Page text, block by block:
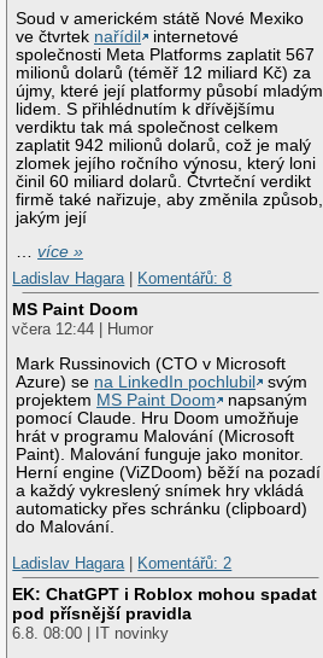
Soud v americkém státě Nové Mexiko
ve čtvrtek nařídil
internetové
společnosti Meta Platforms zaplatit 567
milionů dolarů (téměř 12 miliard Kč) za
újmy, které její platformy působí mladým
lidem. S přihlédnutím k dřívějšímu
verdiktu tak má společnost celkem
zaplatit 942 milionů dolarů, což je malý
zlomek jejího ročního výnosu, který loni
činil 60 miliard dolarů. Čtvrteční verdikt
firmě také nařizuje, aby změnila způsob,
jakým její
…více »
Ladislav Hagara
Komentářů: 8
MS Paint Doom
včera 12:44 | Humor
Mark Russinovich (CTO v Microsoft
Azure) se na LinkedIn pochlubil
svým
projektem MS Paint Doom
napsaným
pomocí Claude. Hru Doom umožňuje
hrát v programu Malování (Microsoft
Paint). Malování funguje jako monitor.
Herní engine (ViZDoom) běží na pozadí
a každý vykreslený snímek hry vkládá
automaticky přes schránku (clipboard)
do Malování.
Ladislav Hagara
Komentářů: 2
EK: ChatGPT i Roblox mohou spadat
pod přísnější pravidla
6.8. 08:00 | IT novinky